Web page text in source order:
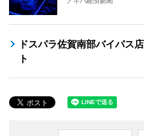
ドスパラ佐賀南部バイパス
ト